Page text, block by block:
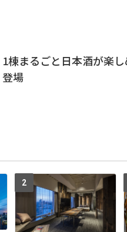
1棟まるごと日本酒が楽し
登場
2